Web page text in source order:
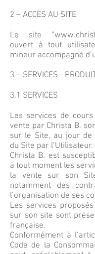
2 – ACCÈS AU SITE
Le site "
ouvert à tout
mineur accompagné
3 – SERVICES -
3.1 SERVICES
Les services de
vente par Christa B.
sur le Site, au jour de
du Site par l’Utilisateur.
Christa B. est
à tout moment les
la vente sur son
notamment des
l’organisation de ses
Les services
sur son site sont
française.
Conformément à
Code de la